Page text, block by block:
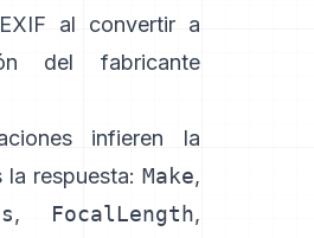
al convertir a
del fabricante
infieren la
respuesta: Make,
, FocalLength,